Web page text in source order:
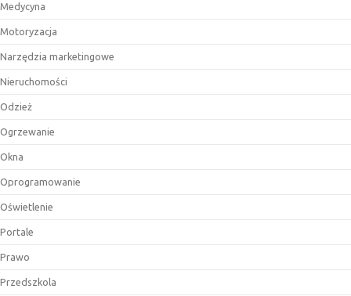
Medycyna
Motoryzacja
Narzędzia marketingowe
Nieruchomości
Odzież
Ogrzewanie
Okna
Oprogramowanie
Oświetlenie
Portale
Prawo
Przedszkola